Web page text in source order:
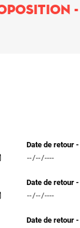
Date de retour
Date de retour
Date de retour